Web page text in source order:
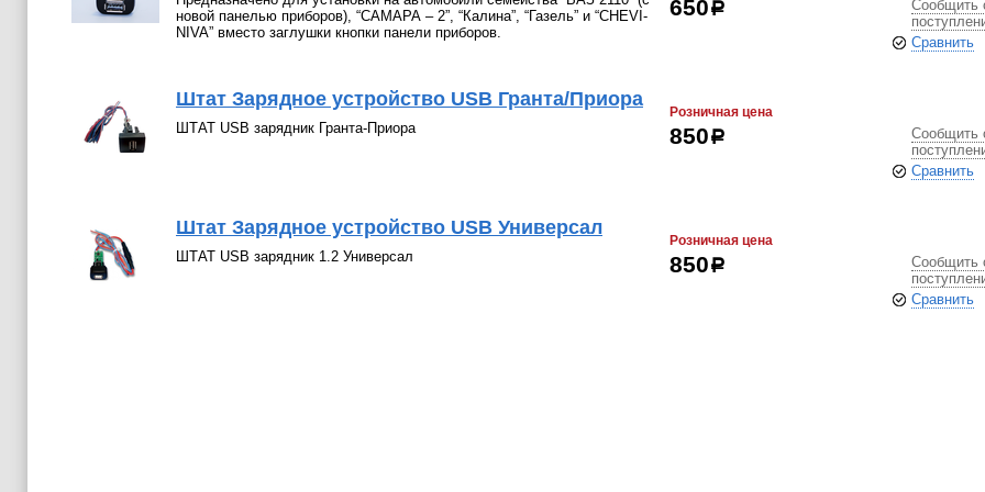
новой панелью приборов), “САМАРА – 2”, “Калина”, “Газель” и “CHEVI-
NIVA” вместо заглушки кнопки панели приборов.
650р
Сообщить
Сравнить
Штат Зарядное устройство USB Гранта/Приора
ШТАТ USB зарядник Гранта-Приора
Розничная цена
850р
Сообщить
Сравнить
Штат Зарядное устройство USB Универсал
ШТАТ USB зарядник 1.2 Универсал
Розничная цена
850р
Сообщить
Сравнить